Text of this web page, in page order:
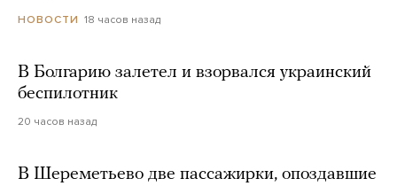
НОВОСТИ 18 часов назад
В Болгарию залетел и взорвался украинский
беспилотник
20 часов назад
В Шереметьево две пассажирки, опоздавшие